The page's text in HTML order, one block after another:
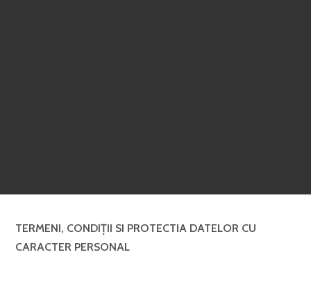
TERMENI, CONDIŢII SI PROTECTIA DATELOR CU
CARACTER PERSONAL